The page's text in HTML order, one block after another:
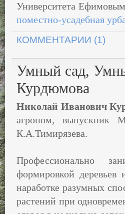
Университета
поместно-усадебная
КОММЕНТАРИИ (1)
Умный сад,
Курдюмова
Николай Иванович
агроном, выпускник
К.А.Тимирязева.
Профессионально
формировкой деревьев
наработке разумных
растений при